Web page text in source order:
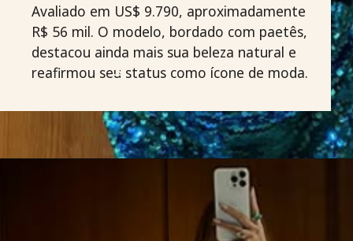
Avaliado em US$ 9.790, aproximadamente
R$ 56 mil. O modelo, bordado com paetês,
destacou ainda mais sua beleza natural e
reafirmou seu status como ícone de moda.